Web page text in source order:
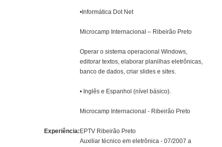
•Informática Dot Net
Microcamp Internacional – Ribeirão Preto
Operar o sistema operacional Windows,
editorar textos, elaborar planilhas eletrônicas,
banco de dados, criar slides e sites.
• Inglês e Espanhol (nível básico).
Microcamp Internacional - Ribeirão Preto
Experiência: EPTV Ribeirão Preto
Auxiliar técnico em eletrônica - 07/2007 a